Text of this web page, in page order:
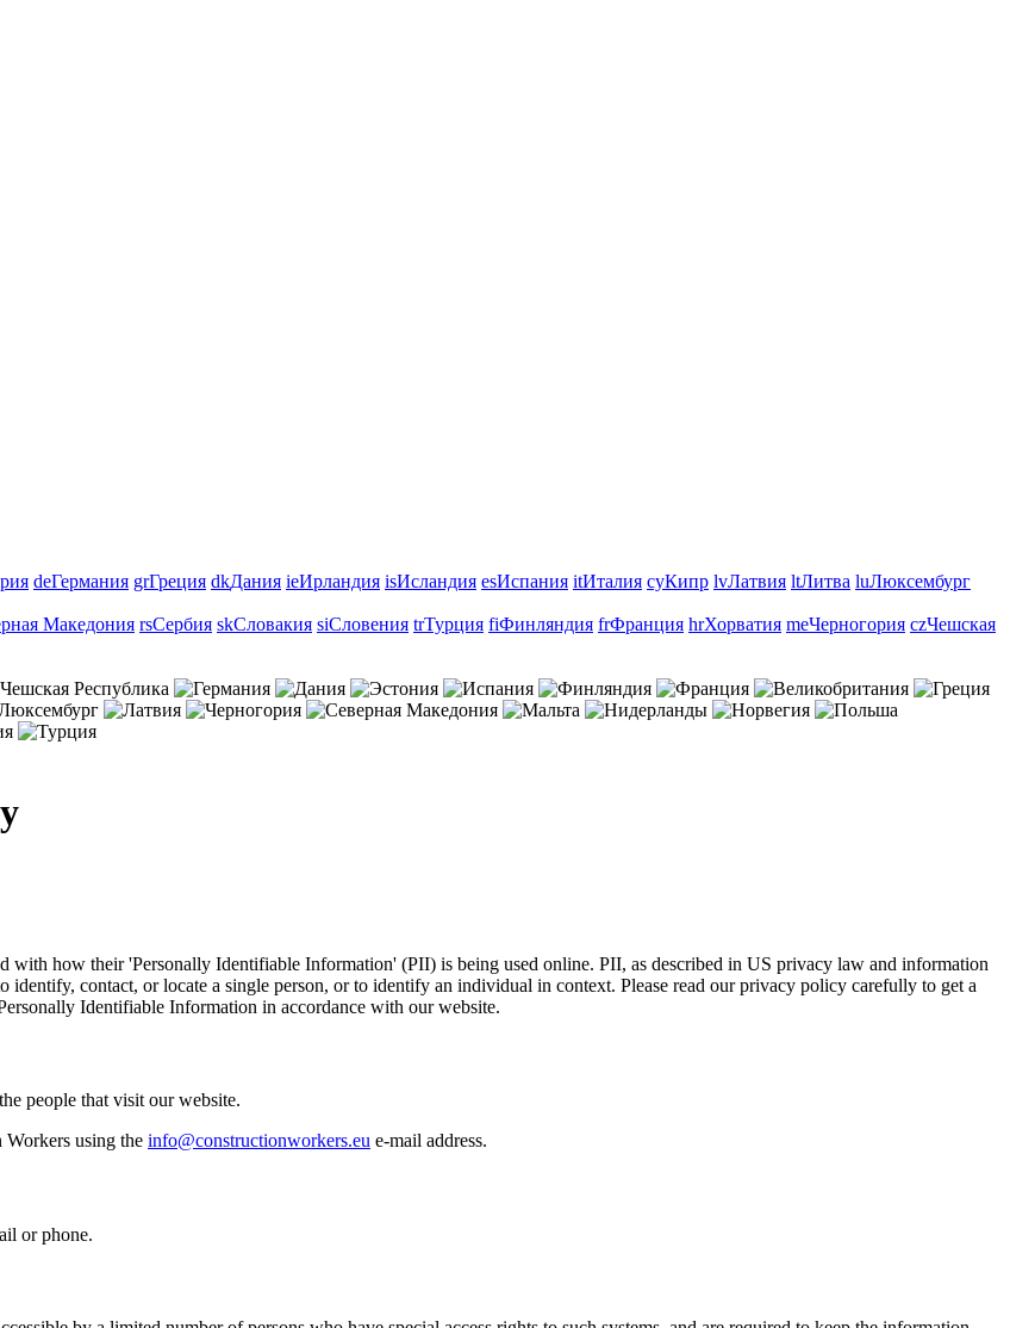
deГермания grГреция dkДания ieИрландия isИсландия esИспания itИталия cyКипр lvЛатвия ltЛитва luЛюксембург
Македония rsСербия skСловакия siСловения trТурция fiФинляндия frФранция hrХорватия meЧерногория czЧешская
with how their 'Personally Identifiable Information' (PII) is being used online. PII, as described in US privacy law and information
contact, or locate a single person, or to identify an individual in context. Please read our privacy policy carefully to get a
Identifiable Information in accordance with our website.
people that visit our website.
using the info@constructionworkers.eu e-mail address.
or phone.